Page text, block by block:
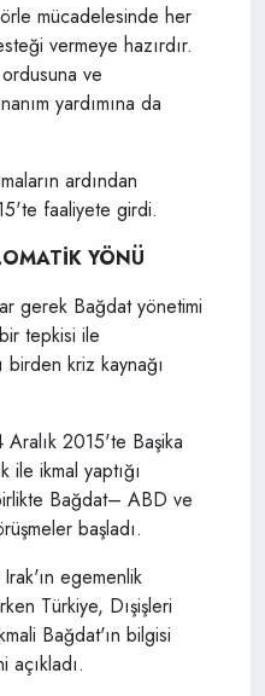
mücadelesinde her
vermeye hazırdır.
ve
yardımına da
ardından
faaliyete girdi.
YÖNÜ
gerek Bağdat yönetimi
tepkisi ile
birden kriz kaynağı
Aralık 2015'te Başika
ile ikmal yaptığı
Bağdat– ABD ve
başladı.
egemenlik
Türkiye, Dışişleri
Bağdat'ın bilgisi
açıkladı.